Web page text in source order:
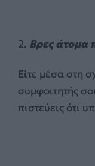
2. Βρες άτομα
Είτε μέσα στη
συμφοιτητής
πιστεύεις ότι